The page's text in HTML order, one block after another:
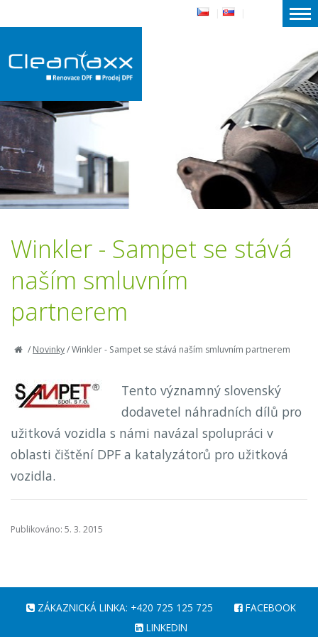
Winkler - Sampet se stává
naším smluvním
partnerem
/Novinky/Winkler - Sampet se stává naším smluvním partnerem
Tento významný slovenský
dodavetel náhradních dílů pro
užitková vozidla s námi navázal spolupráci v
oblasti čištění DPF a katalyzátorů pro užitková
vozidla.
Publikováno: 5. 3. 2015
ZÁKAZNICKÁ LINKA: +420 725 125 725
FACEBOOK
LINKEDIN